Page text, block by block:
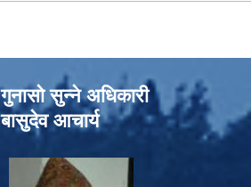
गुनासो सुन्‍ने अधिकारी
बासुदेव आचार्य